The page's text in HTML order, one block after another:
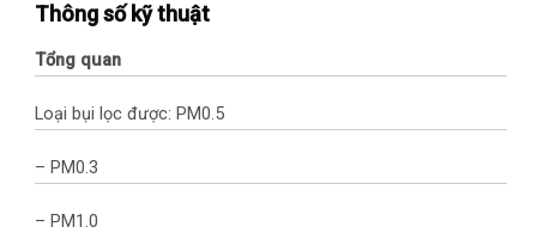
Thông số kỹ thuật
Tổng quan
Loại bụi lọc được: PM0.5
– PM0.3
– PM1.0